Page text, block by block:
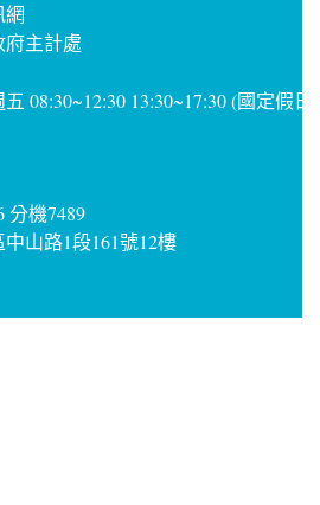
網
主計處
08:30~12:30 13:30~17:30 (國定假日
分機7489
山路1段161號12樓